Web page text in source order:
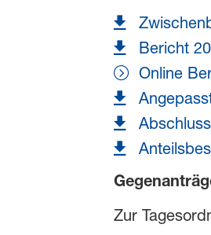
Bericht
Online
Zur